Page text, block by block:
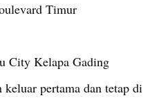
Timur
City Kelapa Gading
pertama dan tetap di